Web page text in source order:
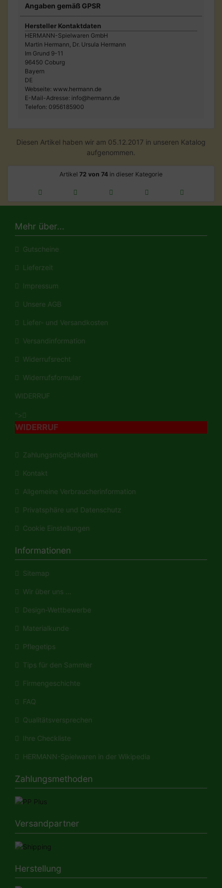
Angaben gemäß GPSR
Hersteller Kontaktdaten
HERMANN-Spielwaren GmbH
Martin Hermann, Dr. Ursula Hermann
Im Grund 9-11
96450 Coburg
Bayern
DE
Webseite: www.hermann.de
E-Mail-Adresse: info@hermann.de
Telefon: 0956185900
Diesen Artikel haben wir am 05.12.2017 in unseren Katalog
aufgenommen.
Artikel 72 von 74 in dieser Kategorie
Mehr über...
Gutscheine
Lieferzeit
Impressum
Unsere AGB
Liefer- und Versandkosten
Versandinformation
Widerrufsrecht
Widerrufsformular
WIDERRUF
">
WIDERRUF
Zahlungsmöglichkeiten
Kontakt
Allgemeine Verbraucherinformation
Privatsphäre und Datenschutz
Cookie Einstellungen
Informationen
Sitemap
Wir über uns ...
Design-Wettbewerbe
Materialkunde
Pflegetips
Tips für den Sammler
Firmengeschichte
FAQ
Qualitätsversprechen
Ihre Checkliste
HERMANN-Spielwaren in der Wikipedia
Zahlungsmethoden
Versandpartner
Herstellung